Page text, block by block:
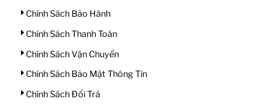
Chính Sách Bảo Hành
Chính Sách Thanh Toán
Chính Sách Vận Chuyển
Chính Sách Bảo Mật Thông Tin
Chính Sách Đổi Trả